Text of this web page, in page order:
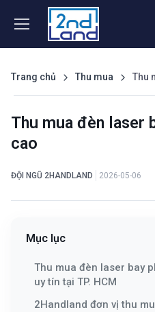
Trang chủ Thu mua Thu
Thu mua đèn laser
cao
ĐỘI NGŨ 2HANDLAND 2026-05-06
Mục lục
Thu mua đèn laser bay
uy tín tại TP. HCM
2Handland đơn vị thu